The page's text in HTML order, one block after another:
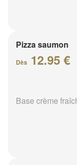
Pizza saumon
Dès 12.95 €
Base crème